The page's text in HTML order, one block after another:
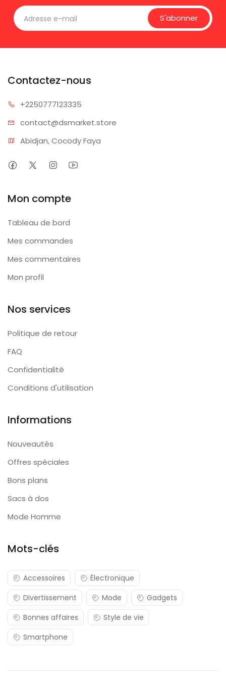
S'abonner
Contactez-nous
+2250777123335
contact@dsmarket.store
Abidjan, Cocody Faya
Mon compte
Tableau de bord
Mes commandes
Mes commentaires
Mon profil
Nos services
Politique de retour
FAQ
Confidentialité
Conditions d'utilisation
Informations
Nouveautés
Offres spéciales
Bons plans
Sacs à dos
Mode Homme
Mots-clés
Accessoires
Électronique
Divertissement
Mode
Gadgets
Bonnes affaires
Style de vie
Smartphone